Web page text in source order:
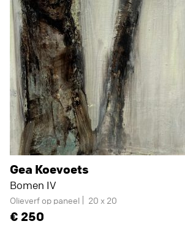
Gea Koevoets
Bomen IV
Olieverf op paneel 20 x 20
250